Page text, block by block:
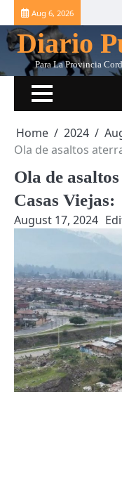
Skip
to
content
Aug 6, 2026
Diario
Para La Provincia
Home 2024
Ola de asaltos
Ola de
Casas Viejas:
August 17, 2024